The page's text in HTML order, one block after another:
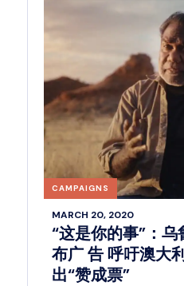
CAMPAIGNS
MARCH 20, 2020
“这是你的事”：
布广 告 呼吁澳大
出“赞成票”